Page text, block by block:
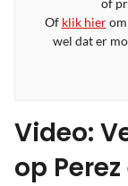
of
Of klik hierom
wel dat er
Video:
op